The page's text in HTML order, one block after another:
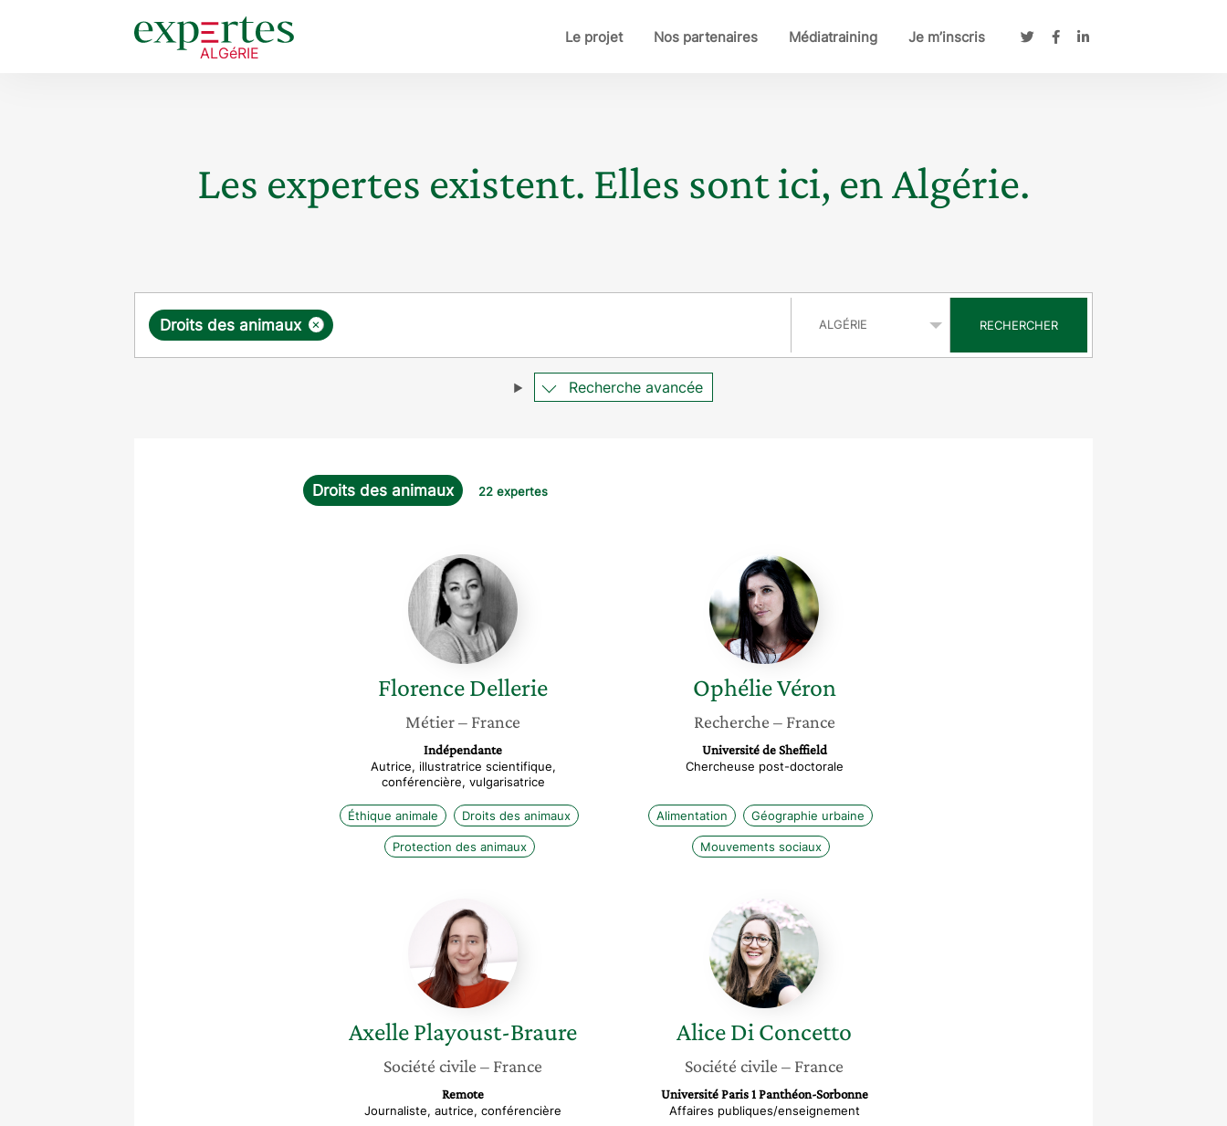
Le projet Nos partenaires Médiatraining Je m’inscris
Les expertes existent. Elles sont ici, en Algérie.
Requête ×
Droits des animaux RECHERCHER
Recherche avancée
Droits des animaux 22 expertes
Florence
Dellerie
FlorenceDellerie
Métier– France
Indépendante
Autrice, illustratrice scientifique,
conférencière, vulgarisatrice
Éthique animale Droits des animaux
Protection des animaux
Ophélie
Véron
OphélieVéron
Recherche – France
Université de Sheffield
Chercheuse post-doctorale
Alimentation Géographie urbaine
Mouvements sociaux
Axelle
Playoust-
Braure
AxellePlayoust-Braure
Société civile – France
Remote
Journaliste, autrice, conférencière
Alice
Di
Concetto
AliceDi Concetto
Société civile – France
Université Paris 1 Panthéon-Sorbonne
Affaires publiques/enseignement